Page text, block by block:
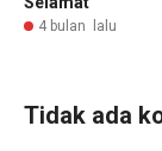
4 bulan lalu
Tidak ada